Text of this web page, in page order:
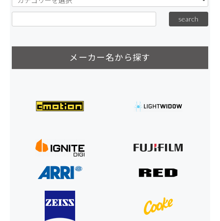
メーカー名から探す